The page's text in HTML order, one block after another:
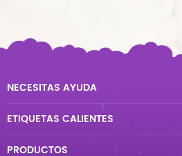
NECESITAS AYUDA
ETIQUETAS CALIENTES
PRODUCTOS